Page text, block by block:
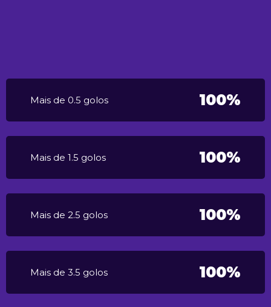
Mais de 0.5 golos 100%
Mais de 1.5 golos 100%
Mais de 2.5 golos 100%
Mais de 3.5 golos 100%